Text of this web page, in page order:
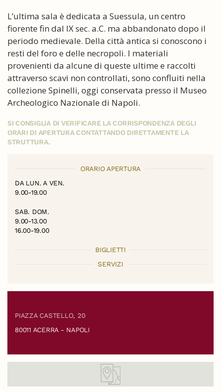
L’ultima sala è dedicata a Suessula, un centro
fiorente fin dal IX sec. a.C. ma abbandonato dopo il
periodo medievale. Della città antica si conoscono i
resti del foro e delle necropoli. I materiali
provenienti da alcune di queste ultime e raccolti
attraverso scavi non controllati, sono confluiti nella
collezione Spinelli, oggi conservata presso il Museo
Archeologico Nazionale di Napoli.
SI CONSIGLIA DI VERIFICARE LA CORRISPONDENZA DEGLI
ORARI DI APERTURA CONTATTANDO DIRETTAMENTE LA
STRUTTURA.
ORARIO APERTURA
DA LUN. A VEN.
9.00-19.00
SAB. DOM.
9.00-13.00
16.00-19.00
BIGLIETTI
SERVIZI
PIAZZA CASTELLO, 20
80011 ACERRA - NAPOLI